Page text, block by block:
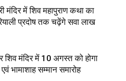
मंदिर में शिव महापुराण कथा का
प्रदोष तक चढ़ेंगे सवा लाख
शिव मंदिर में 10 अगस्त को होगा
भामाशाह सम्मान समारोह